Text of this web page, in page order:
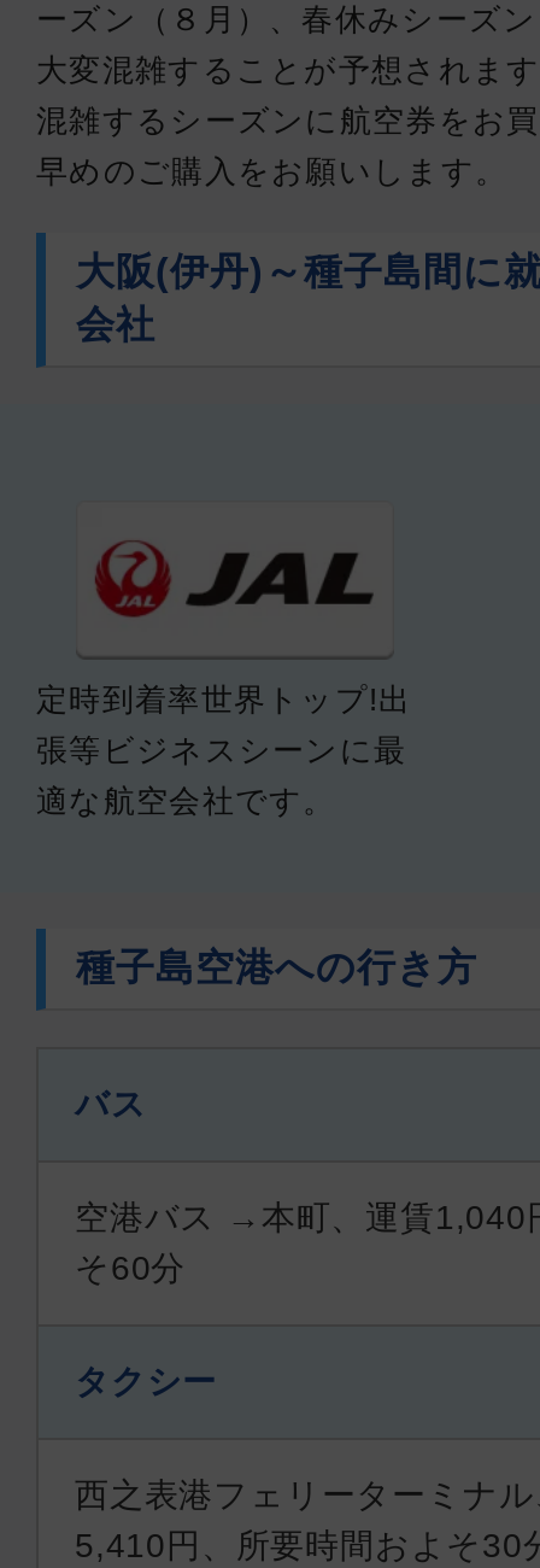
ーズン（８月）、春休みシーズ
大変混雑することが予想されま
混雑するシーズンに航空券をお
早めのご購入をお願いします。
大阪(伊丹)～種子島間に
会社
定時到着率世界トップ!出
張等ビジネスシーンに最
適な航空会社です。
種子島空港への行き方
バス
空港バス →本町、運賃1,040
そ60分
タクシー
西之表港フェリーターミナ
5,410円、所要時間およそ30